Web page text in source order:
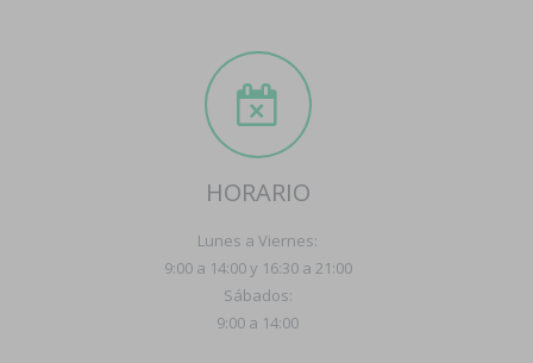
HORARIO
Lunes a Viernes:
9:00 a 14:00 y 16:30 a 21:00
Sábados:
9:00 a 14:00